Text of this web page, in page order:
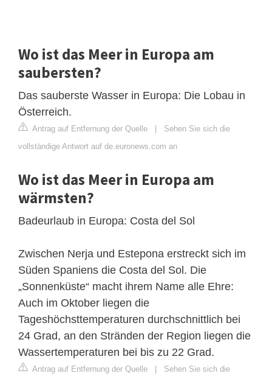
Wo ist das Meer in Europa am
saubersten?
Das sauberste Wasser in Europa: Die Lobau in
Österreich.
Antrag auf Entfernung der Quelle | Sehen Sie sich die
vollständige Antwort auf de.euronews.com an
Wo ist das Meer in Europa am
wärmsten?
Badeurlaub in Europa: Costa del Sol
Zwischen Nerja und Estepona erstreckt sich im
Süden Spaniens die Costa del Sol. Die
„Sonnenküste“ macht ihrem Name alle Ehre:
Auch im Oktober liegen die
Tageshöchsttemperaturen durchschnittlich bei
24 Grad, an den Stränden der Region liegen die
Wassertemperaturen bei bis zu 22 Grad.
Antrag auf Entfernung der Quelle | Sehen Sie sich die